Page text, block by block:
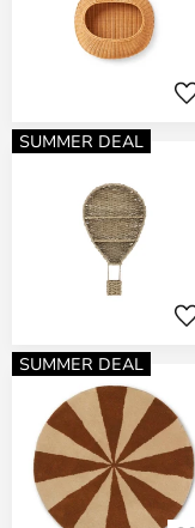
SUMMER DEAL
SUMMER DEAL